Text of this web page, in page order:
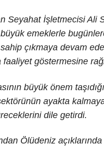
Seyahat İşletmecisi Ali
emeklerle
çıkmaya devam
faaliyet göstermesine
büyük önem
ayakta
dile getirdi.
Ölüdeniz